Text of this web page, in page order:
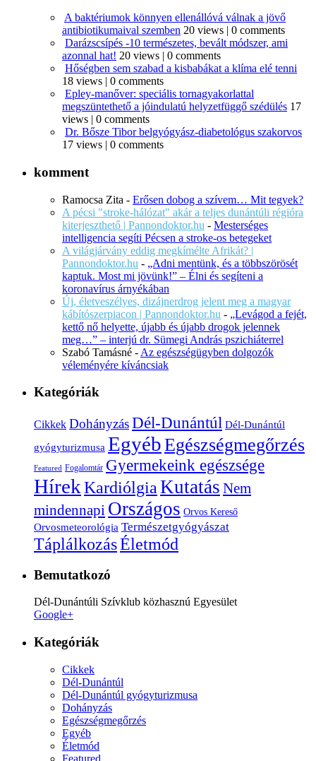
A baktériumok könnyen ellenállóvá válnak a jövő
antibiotikumaival szemben 20 views | 0 comments
Darázscsípés -10 természetes, bevált módszer, ami
azonnal hat! 20 views | 0 comments
Hőségben sem szabad a kisbabákat a klíma elé tenni
18 views | 0 comments
Epley-manőver: speciális tornagyakorlattal
megszüntethető a jóindulatú helyzetfüggő szédülés 17
views | 0 comments
Dr. Bősze Tibor belgyógyász-diabetológus szakorvos
17 views | 0 comments
komment
Ramocsa Zita - Erősen dobog a szívem… Mit tegyek?
A pécsi "stroke-hálózat" akár a teljes dunántúli régióra
kiterjeszthető | Pannondoktor.hu - Mesterséges
intelligencia segíti Pécsen a stroke-os betegeket
A világjárvány eddig megkímélte Afrikát? |
Pannondoktor.hu - „Adni mentünk, és a többszörösét
kaptuk. Most mi jövünk!” – Élni és segíteni a
koronavírus árnyékában
Új, életveszélyes, dizájnerdrog jelent meg a magyar
kábítószerpiacon | Pannondoktor.hu - „Levágod a fejét,
kettő nő helyette, újabb és újabb drogok jelennek
meg…” – interjú dr. Sümegi András pszichiáterrel
Szabó Tamásné - Az egészségügyben dolgozók
véleményére kíváncsiak
Kategóriák
Cikkek DohányzásDél-Dunántúl Dél-Dunántúl
gyógyturizmusa EgyébEgészségmegőrzés
Featured Fogalomtár Gyermekeink egészsége
HírekKardiólgia Kutatás Nem
mindennapi Országos Orvos Kereső
Orvosmeteorológia Természetgyógyászat
TáplálkozásÉletmód
Bemutatkozó
Dél-Dunántúli Szívklub közhasznú Egyesület
Google+
Kategóriák
Cikkek
Dél-Dunántúl
Dél-Dunántúl gyógyturizmusa
Dohányzás
Egészségmegőrzés
Egyéb
Életmód
Featured